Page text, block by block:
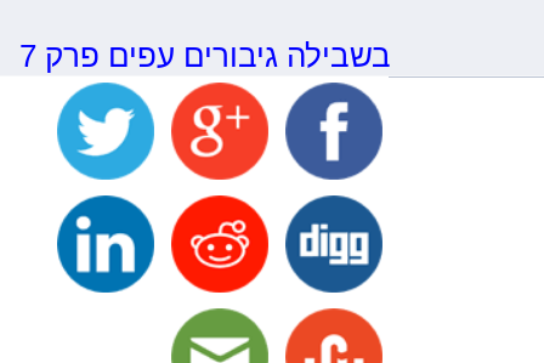
בשבילה גיבורים עפים פרק 7